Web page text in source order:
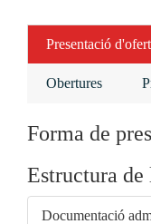
Presentació
Obertures
Forma de
Estructura de
Documentació